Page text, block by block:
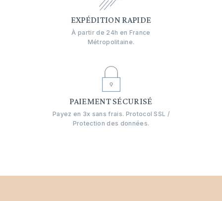
EXPÉDITION RAPIDE
À partir de 24h en France
Métropolitaine.
PAIEMENT SÉCURISÉ
Payez en 3x sans frais. Protocol SSL /
Protection des données.